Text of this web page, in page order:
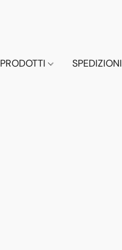
PRODOTTI SPEDIZIONI